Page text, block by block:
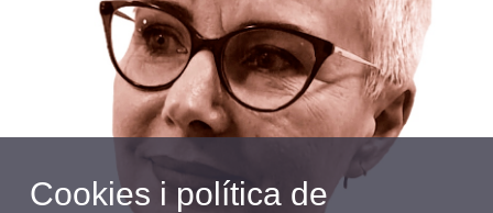
Cookies i política de